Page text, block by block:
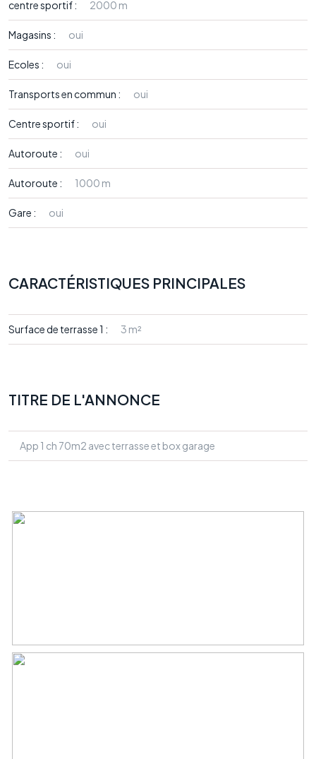
centre sportif : 2000 m
Magasins : oui
Ecoles : oui
Transports en commun : oui
Centre sportif : oui
Autoroute : oui
Autoroute : 1000 m
Gare : oui
CARACTÉRISTIQUES PRINCIPALES
Surface de terrasse 1 : 3 m²
TITRE DE L'ANNONCE
App 1 ch 70m2 avec terrasse et box garage